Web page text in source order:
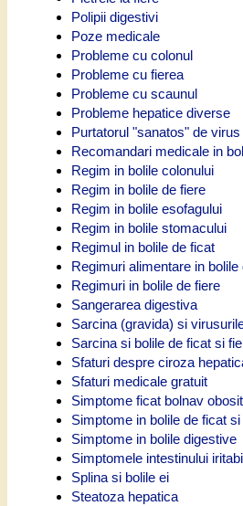
Polipii digestivi
Poze medicale
Probleme cu colonul
Probleme cu fierea
Probleme cu scaunul
Probleme hepatice diverse
Purtatorul "sanatos" de virus
Recomandari medicale in
Regim in bolile colonului
Regim in bolile de fiere
Regim in bolile esofagului
Regim in bolile stomacului
Regimul in bolile de ficat
Regimuri alimentare in bolile
Regimuri in bolile de fiere
Sangerarea digestiva
Sarcina (gravida) si
Sarcina si bolile de ficat si
Sfaturi despre ciroza
Sfaturi medicale gratuit
Simptome ficat bolnav obosit
Simptome in bolile de ficat si
Simptome in bolile digestive
Simptomele intestinului
Splina si bolile ei
Steatoza hepatica